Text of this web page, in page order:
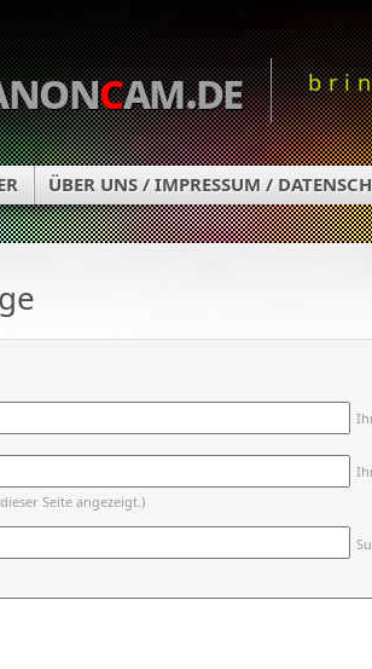
cam.de
ÜBER UNS / IMPRESSUM /
Seite angezeigt.)